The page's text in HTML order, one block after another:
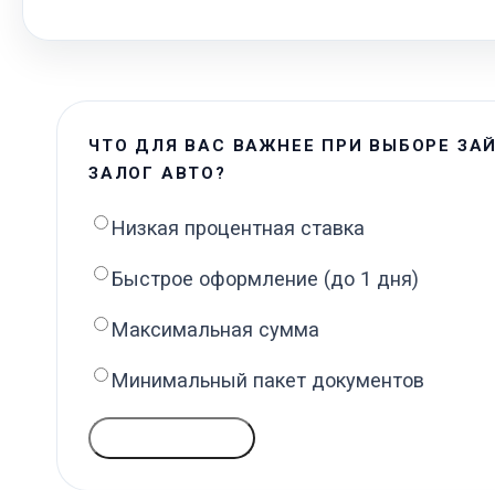
ЧТО ДЛЯ ВАС ВАЖНЕЕ ПРИ ВЫБОРЕ
ЗАЛОГ АВТО?
Низкая процентная ставка
Быстрое оформление (до 1 дня)
Максимальная сумма
Минимальный пакет документов